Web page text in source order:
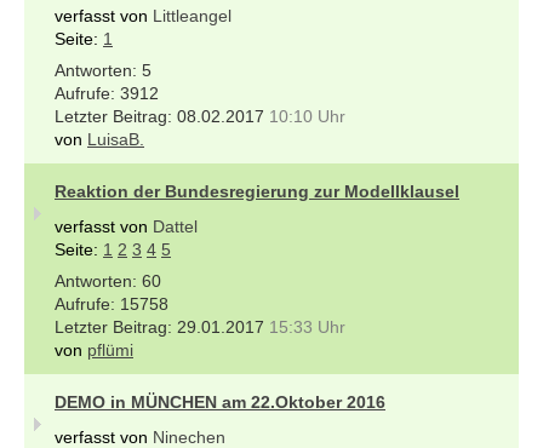
verfasst von Littleangel
Seite: 1
5
3912
08.02.2017 10:10 Uhr
von LuisaB.
Reaktion der Bundesregierung zur Modellklausel
verfasst von Dattel
Seite: 1 2 3 4 5
60
15758
29.01.2017 15:33 Uhr
von pflümi
DEMO in MÜNCHEN am 22.Oktober 2016
verfasst von Ninechen